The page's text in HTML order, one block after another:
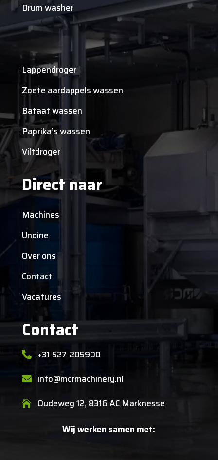
Drum washer
Lappendroger
Zoete aardappels wassen
Bataat wassen
Paprika’s wassen
Viltdroger
Direct naar
Machines
Undine
Over ons
Contact
Vacatures
Contact
 +31 527-205900
 info@mcrmachinery.nl
 Oudeweg 12, 8316 AC Marknesse
Wij werken samen met: